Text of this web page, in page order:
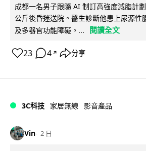
成都一名男子跟隨 AI 制訂高強度減脂計
公斤後昏迷送院。醫生診斷他患上尿源性
及多器官功能障礙。...
閱讀全文
23 4 ↗ 分享
3C科技 家居無線 影音產品
Vin 2 日